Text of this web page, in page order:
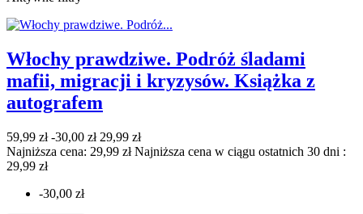
Włochy prawdziwe. Podróż śladami
mafii, migracji i kryzysów. Książka z
autografem
59,99 zł -30,00 zł 29,99 zł
Najniższa cena: 29,99 złNajniższa cena w ciągu ostatnich 30 dni :
29,99 zł
-30,00 zł